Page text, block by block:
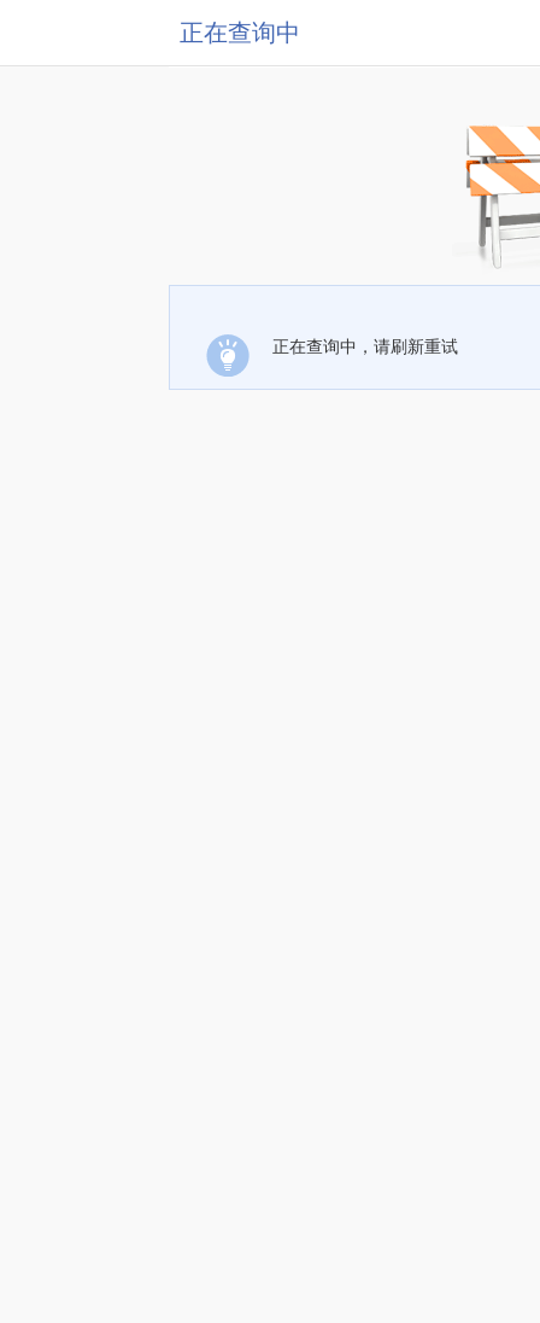
正在查询中
正在查询中，请刷新重试